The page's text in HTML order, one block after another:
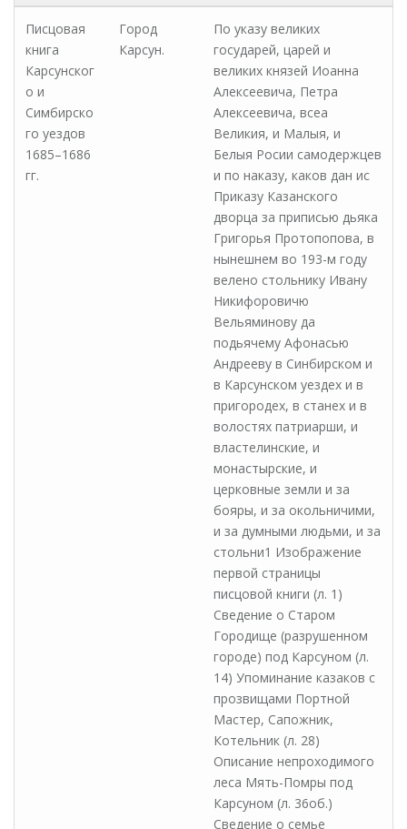
Писцовая
книга
Карсунског
о и
Симбирско
го уездов
1685–1686
гг.
Город
Карсун.
По указу великих
государей, царей и
великих князей Иоанна
Алексеевича, Петра
Алексеевича, всеа
Великия, и Малыя, и
Белыя Росии самодержцев
и по наказу, каков дан ис
Приказу Казанского
дворца за приписью дьяка
Григорья Протопопова, в
нынешнем во 193-м году
велено стольнику Ивану
Никифоровичю
Вельяминову да
подьячему Афонасью
Андрееву в Синбирском и
в Карсунском уездех и в
пригородех, в станех и в
волостях патриарши, и
властелинские, и
монастырские, и
церковные земли и за
бояры, и за окольничими,
и за думными людьми, и за
стольни1 Изображение
первой страницы
писцовой книги (л. 1)
Сведение о Старом
Городище (разрушенном
городе) под Карсуном (л.
14) Упоминание казаков с
прозвищами Портной
Мастер, Сапожник,
Котельник (л. 28)
Описание непроходимого
леса Мять-Помры под
Карсуном (л. 36об.)
Сведение о семье